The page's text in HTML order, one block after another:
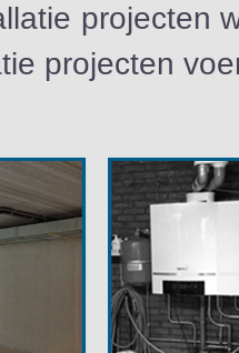
projecten
projecten